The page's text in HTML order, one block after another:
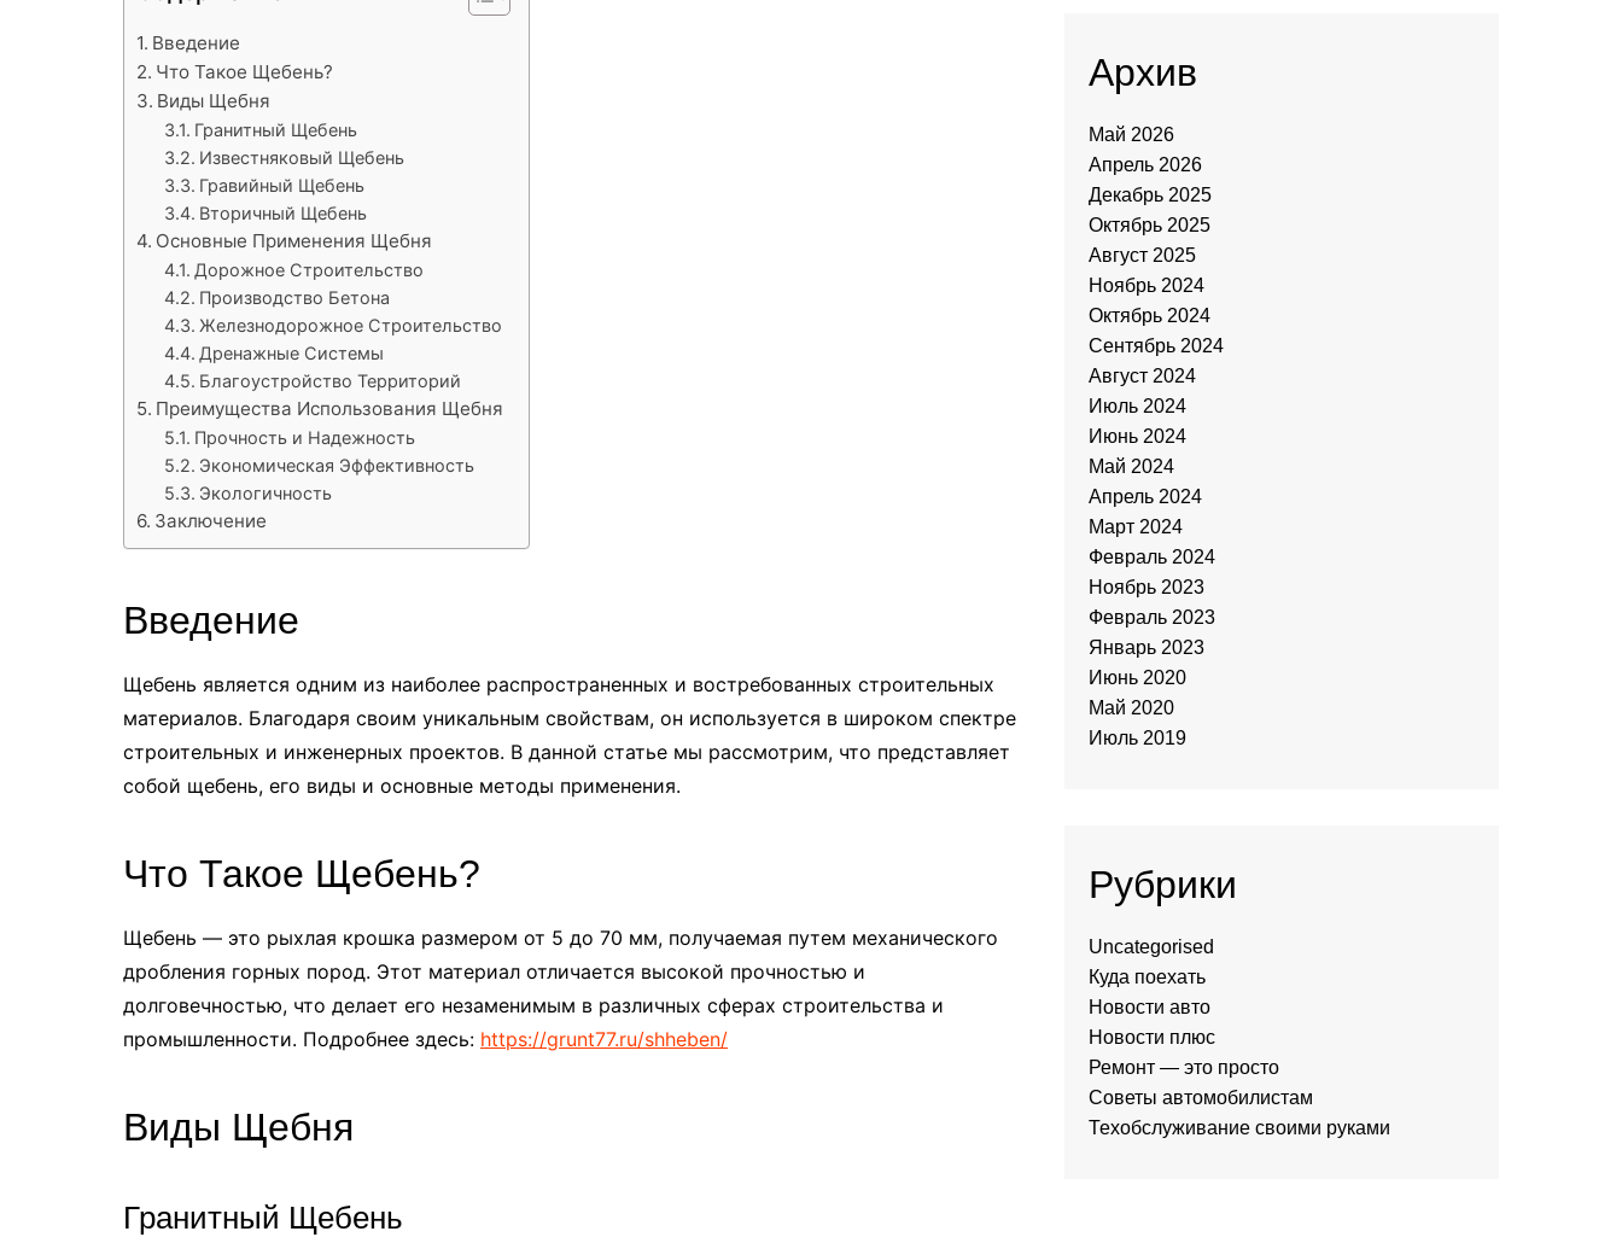
Введение
Что Такое Щебень?
Виды Щебня
Гранитный Щебень
Известняковый Щебень
Гравийный Щебень
Вторичный Щебень
Основные Применения Щебня
Дорожное Строительство
Производство Бетона
Железнодорожное Строительство
Дренажные Системы
Благоустройство Территорий
Преимущества Использования Щебня
Прочность и Надежность
Экономическая Эффективность
Экологичность
Заключение
Введение
Щебень является одним из наиболее распространенных и востребованных строительных
материалов. Благодаря своим уникальным свойствам, он используется в широком спектре
строительных и инженерных проектов. В данной статье мы рассмотрим, что представляет
собой щебень, его виды и основные методы применения.
Что Такое Щебень?
Щебень — это рыхлая крошка размером от 5 до 70 мм, получаемая путем механического
дробления горных пород. Этот материал отличается высокой прочностью и
долговечностью, что делает его незаменимым в различных сферах строительства и
промышленности. Подробнее здесь: https://grunt77.ru/shheben/
Виды Щебня
Гранитный Щебень
Архив
Май 2026
Апрель 2026
Декабрь 2025
Октябрь 2025
Август 2025
Ноябрь 2024
Октябрь 2024
Сентябрь 2024
Август 2024
Июль 2024
Июнь 2024
Май 2024
Апрель 2024
Март 2024
Февраль 2024
Ноябрь 2023
Февраль 2023
Январь 2023
Июнь 2020
Май 2020
Июль 2019
Рубрики
Uncategorised
Куда поехать
Новости авто
Новости плюс
Ремонт — это просто
Советы автомобилистам
Техобслуживание своими руками